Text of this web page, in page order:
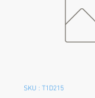
SKU : T1D215